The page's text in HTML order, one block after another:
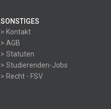
SONSTIGES
> Kontakt
> AGB
> Statuten
> Studierenden-Jobs
> Recht - FSV